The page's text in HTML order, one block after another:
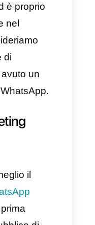
o un prodotto
e se ci
direttamente
offerti da
nel
di una
sceglie un